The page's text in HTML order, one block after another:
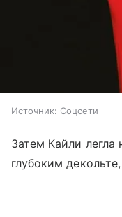
Источник: Соцсети
Затем Кайли легла
глубоким